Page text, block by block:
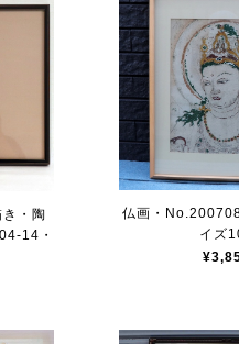
・陶
14・
仏画・
イズ